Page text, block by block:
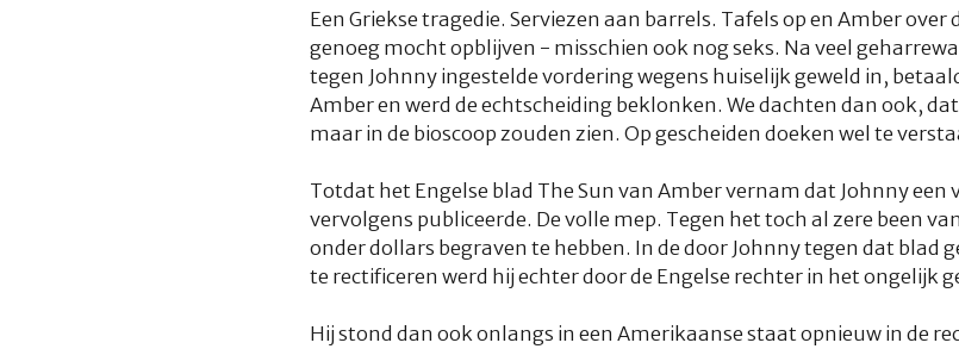
Een Griekse tragedie. Serviezen aan barrels. Tafels op en Amber over
genoeg mocht opblijven - misschien ook nog seks. Na veel
tegen Johnny ingestelde vordering wegens huiselijk geweld in,
Amber en werd de echtscheiding beklonken. We dachten dan ook,
maar in de bioscoop zouden zien. Op gescheiden doeken wel te
Totdat het Engelse blad The Sun van Amber vernam dat Johnny
vervolgens publiceerde. De volle mep. Tegen het toch al zere been
onder dollars begraven te hebben. In de door Johnny tegen dat blad
te rectificeren werd hij echter door de Engelse rechter in het ongelijk
Hij stond dan ook onlangs in een Amerikaanse staat opnieuw in de